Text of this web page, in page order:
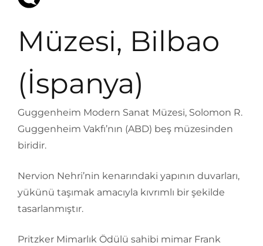
Müzesi, Bilbao
(İspanya)
Guggenheim Modern Sanat Müzesi, Solomon R.
Guggenheim Vakfı’nın (ABD) beş müzesinden
biridir.
Nervion Nehri’nin kenarındaki yapının duvarları,
yükünü taşımak amacıyla kıvrımlı bir şekilde
tasarlanmıştır.
Pritzker Mimarlık Ödülü sahibi mimar Frank